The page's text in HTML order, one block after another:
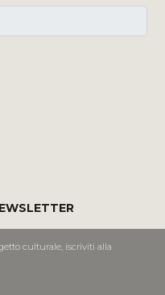
culturale, iscriviti alla